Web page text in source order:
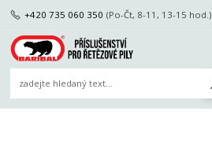
+420 735 060 350 (Po-Čt, 8-11, 13-15 hod.)